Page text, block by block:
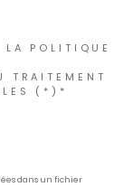
POLITIQUE
TRAITEMENT
(*)*
dans un fichier